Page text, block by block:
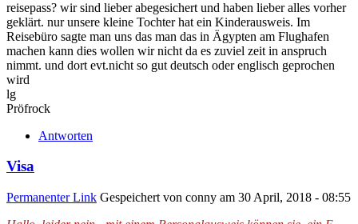
reisepass? wir sind lieber abegesichert und haben lieber alles vorher
geklärt. nur unsere kleine Tochter hat ein Kinderausweis. Im
Reisebüro sagte man uns das man das in Ägypten am Flughafen
machen kann dies wollen wir nicht da es zuviel zeit in anspruch
nimmt. und dort evt.nicht so gut deutsch oder englisch geprochen
wird
lg
Pröfrock
Antworten
Visa
Permanenter Link Gespeichert von conny am 30 April, 2018 - 08:55